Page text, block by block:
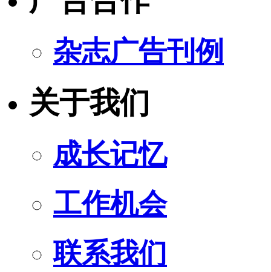
杂志广告刊例
关于我们
成长记忆
工作机会
联系我们